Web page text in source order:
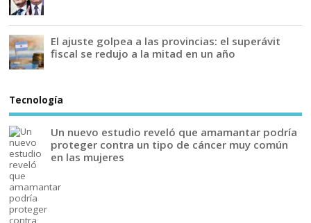
El ajuste golpea a las provincias: el superávit
fiscal se redujo a la mitad en un año
Tecnología
Un nuevo estudio reveló que amamantar podría
proteger contra un tipo de cáncer muy común
en las mujeres